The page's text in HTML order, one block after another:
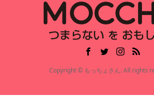
Copyright © もっちょさん. All rights